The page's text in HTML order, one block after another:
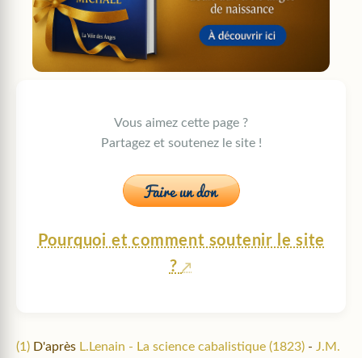
Vous aimez cette page ?
Partagez et soutenez le site !
Pourquoi et comment soutenir le site
?
(1) D'après L.Lenain - La science cabalistique (1823) - J.M.